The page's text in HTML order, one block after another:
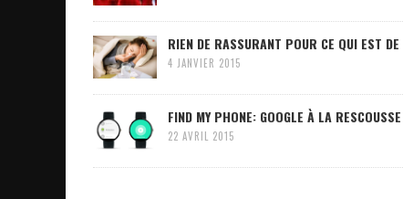
RIEN DE RASSURANT POUR CE QUI EST
4 JANVIER 2015
FIND MY PHONE: GOOGLE À LA
22 AVRIL 2015